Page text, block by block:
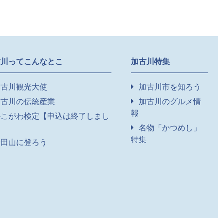
ってこんなとこ
川観光大使
川の伝統産業
がわ検定【申込は終了しまし
山に登ろう
加古川特集
加古川市を知ろう
加古川のグルメ情
報
名物「かつめし」
特集